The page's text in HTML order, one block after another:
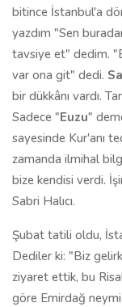
bitince İstanbul'a
yazdım "Sen
tavsiye et" dedim.
var ona git" dedi.
bir dükkânı vardı.
Sadece "Euzu"
sayesinde Kur'anı
zamanda ilmihal
bize kendisi verdi.
Sabri Halıcı.
Şubat tatili oldu,
Dediler ki: "Biz
ziyaret ettik, bu
göre Emirdağ